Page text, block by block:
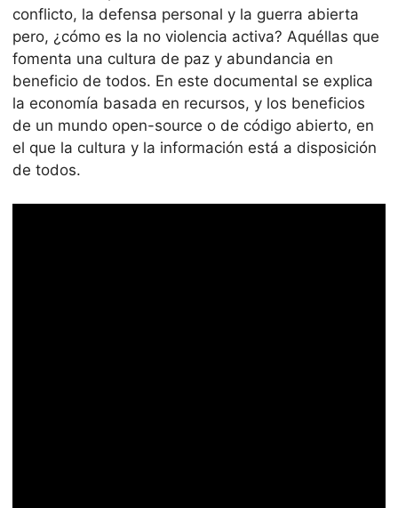
conflicto, la defensa personal y la guerra abierta
pero, ¿cómo es la no violencia activa? Aquéllas que
fomenta una cultura de paz y abundancia en
beneficio de todos. En este documental se explica
la economía basada en recursos, y los beneficios
de un mundo open-source o de código abierto, en
el que la cultura y la información está a disposición
de todos.